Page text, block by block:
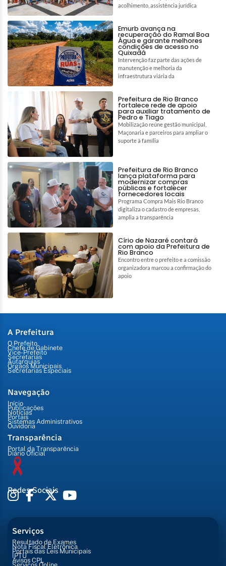
acolhimento, assistência jurídica
Emurb avança na
recuperação do Ramal Boa
Água e garante melhores
condições de acesso no
Quixadá
Intervenção faz parte das ações de
manutenção e melhoria da
infraestrutura viária da
Prefeitura de Rio Branco
fortalece rede de apoio
para auxiliar tratamento de
Pedro e Tiago
Mobilização reúne gestão municipal,
Maçonaria e parceiros para ampliar o
suporte à família
Prefeitura de Rio Branco
lança plataforma para
modernizar compras
públicas e fortalecer
fornecedores locais
Programa Compra Mais Rio Branco
digitaliza o cadastro de empresas,
amplia a transparência
Círio de Nazaré contará
com apoio da Prefeitura de
Rio Branco
Encontro entre o prefeito e a comissão
organizadora marcou a confirmação do
apoio
A Prefeitura
O Prefeito
Chefe de Gabinete
Vice-Prefeito
Secretarias
Autarquias
Órgãos Municipais
Secretarias Especiais
Navegação
Início
Publicações
Notícias
Portais
Sistemas Administrativos
Ouvidoria
Transparência
Portal da Transparência
Diário Oficial
Redes Sociais
Serviços
Resultado de Exames
Nota Fiscal Eletrônica
Portais das Leis Municipais
IPTU
Avisos CPL